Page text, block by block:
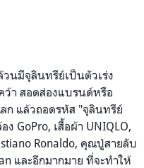
วนมีจุลินทรีย์เป็นตัวเร่ง
ว้า สอดส่องแบรนด์หรือ
ก แล้วถอดรหัส "จุลินทรีย์
ง GoPro, เสื้อผ้า UNIQLO,
Ronaldo, คุณปู่สายลับ
และอีกมากมาย ที่จะทำให้